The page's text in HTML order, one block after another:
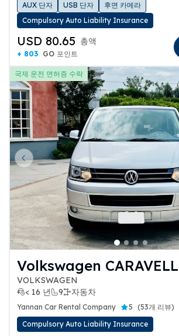
AUX 단자 USB 단자
후면 카메라
Compulsory Auto Liability Insurance
USD 80.65 총액
+ 803 GO 포인트
국제 운전 면허증 수락
Previous slide
Volkswagen
VOLKSWAGEN
< 16 년
9 자동차
보험 1종 포함
Yannan Car Rental Company 5 (53개 리뷰)
Compulsory Auto Liability Insurance